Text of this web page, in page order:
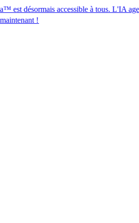
accessible à tous. L'IA agentique au